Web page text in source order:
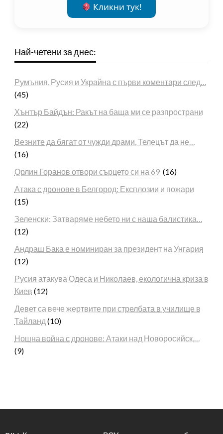
Кликни тук!
Най-четени за днес:
Румъния, Русия и Украйна с първи коментари след…
(45)
Хънтър Байдън: Ракът на баща ми се разпространи
(22)
Везните да бягат от чужди драми, Телецът да не…
(16)
Орлин Горанов отвори сърцето си на 69 (16)
Атака с дронове в Белгород: Експлозии и пожари
(15)
Зеленски: Затваряме небето ни с наша балистика…
(12)
Андраш Бака е номиниран за президент на Унгария
(12)
Русия атакува Одеса и Николаев, екологична криза в
Киев (12)
Девет са вече жертвите при стрелбата в училище в
Тайланд (10)
Нощна война с дронове: Атаки над Новоросийск,…
(9)